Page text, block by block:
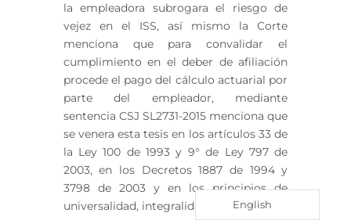
la empleadora subrogara el riesgo de
vejez en el ISS, así mismo la Corte
menciona que para convalidar el
cumplimiento en el deber de afiliación
procede el pago del cálculo actuarial por
parte del empleador, mediante
sentencia CSJ SL2731-2015 menciona que
se venera esta tesis en los artículos 33 de
la Ley 100 de 1993 y 9° de Ley 797 de
2003, en los Decretos 1887 de 1994 y
3798 de 2003 y en los principios de
universalidad, integralidad y unidad.
English